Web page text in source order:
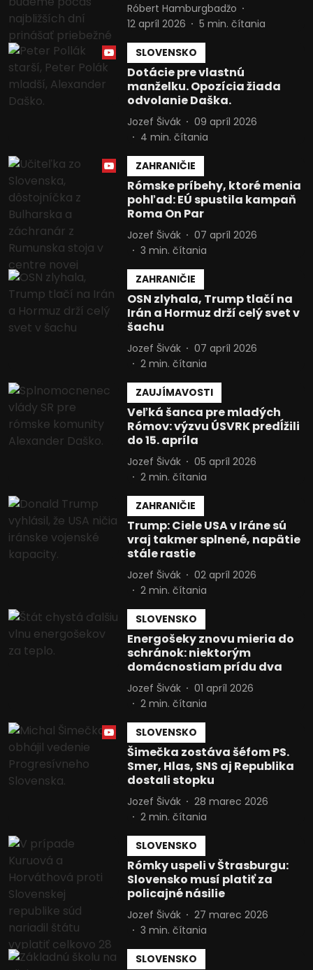
Róbert Hamburgbadžo
12 apríl 2026
5 min. čítania
SLOVENSKO
Dotácie pre vlastnú
manželku. Opozícia žiada
odvolanie Daška.
Jozef Šivák
09 apríl 2026
4 min. čítania
ZAHRANIČIE
Rómske príbehy, ktoré menia
pohľad: EÚ spustila kampaň
Roma On Par
Jozef Šivák
07 apríl 2026
3 min. čítania
ZAHRANIČIE
OSN zlyhala, Trump tlačí na
Irán a Hormuz drží celý svet v
šachu
Jozef Šivák
07 apríl 2026
2 min. čítania
ZAUJÍMAVOSTI
Veľká šanca pre mladých
Rómov: výzvu ÚSVRK predĺžili
do 15. apríla
Jozef Šivák
05 apríl 2026
2 min. čítania
ZAHRANIČIE
Trump: Ciele USA v Iráne sú
vraj takmer splnené, napätie
stále rastie
Jozef Šivák
02 apríl 2026
2 min. čítania
SLOVENSKO
Energošeky znovu mieria do
schránok: niektorým
domácnostiam prídu dva
Jozef Šivák
01 apríl 2026
2 min. čítania
SLOVENSKO
Šimečka zostáva šéfom PS.
Smer, Hlas, SNS aj Republika
dostali stopku
Jozef Šivák
28 marec 2026
2 min. čítania
SLOVENSKO
Rómky uspeli v Štrasburgu:
Slovensko musí platiť za
policajné násilie
Jozef Šivák
27 marec 2026
3 min. čítania
SLOVENSKO